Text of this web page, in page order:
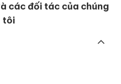
các đối tác của chúng
tôi